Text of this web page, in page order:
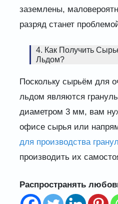
заземлены,
разряд станет
4. Как Получить
Льдом?
Поскольку сырьём для
льдом являются
диаметром 3 мм, вам
офисе сырья или
для производства
производить их
Распространять